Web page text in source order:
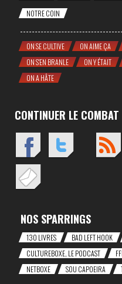
NOTRE COIN
ON SE CULTIVE ON AIME ÇA
ON S'EN BRANLE
ON Y ÉTAIT
ON A HÂTE
CONTINUER LE COMBAT
NOS SPARRINGS
130 LIVRES BAD LEFT HOOK
CULTUREBOXE, LE PODCAST
NETBOXE
SOU CAPOEIRA